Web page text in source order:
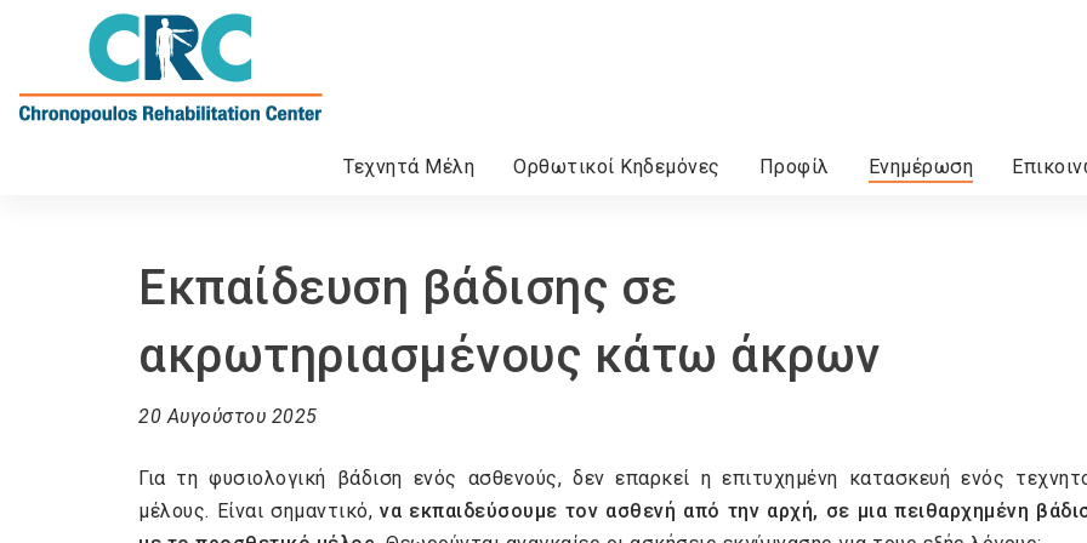
Τεχνητά Μέλη Ορθωτικοί Κηδεμόνες Προφίλ Ενημέρωση
Εκπαίδευση βάδισης σε
ακρωτηριασμένους κάτω άκρων
20 Αυγούστου 2025
Για τη φυσιολογική βάδιση ενός ασθενούς, δεν επαρκεί η επιτυχημένη κατασκευή ενός
μέλους. Είναι σημαντικό, να εκπαιδεύσουμε τον ασθενή από την αρχή, σε μια πειθαρχημένη